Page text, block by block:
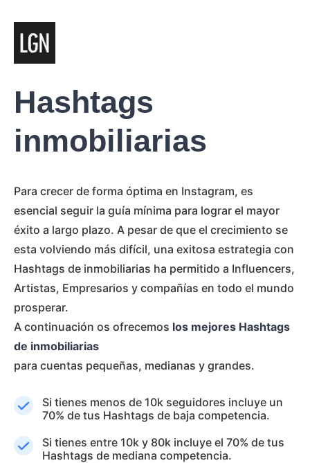
Hashtags
inmobiliarias
Para crecer de forma óptima en Instagram, es
esencial seguir la guía mínima para lograr el mayor
éxito a largo plazo. A pesar de que el crecimiento se
esta volviendo más difícil, una exitosa estrategia con
Hashtags de inmobiliarias ha permitido a Influencers,
Artistas, Empresarios y compañías en todo el mundo
prosperar.
A continuación os ofrecemos los mejores Hashtags
de inmobiliarias
para cuentas pequeñas, medianas y grandes.
Si tienes menos de 10k seguidores incluye un
70% de tus Hashtags de baja competencia.
Si tienes entre 10k y 80k incluye el 70% de tus
Hashtags de mediana competencia.